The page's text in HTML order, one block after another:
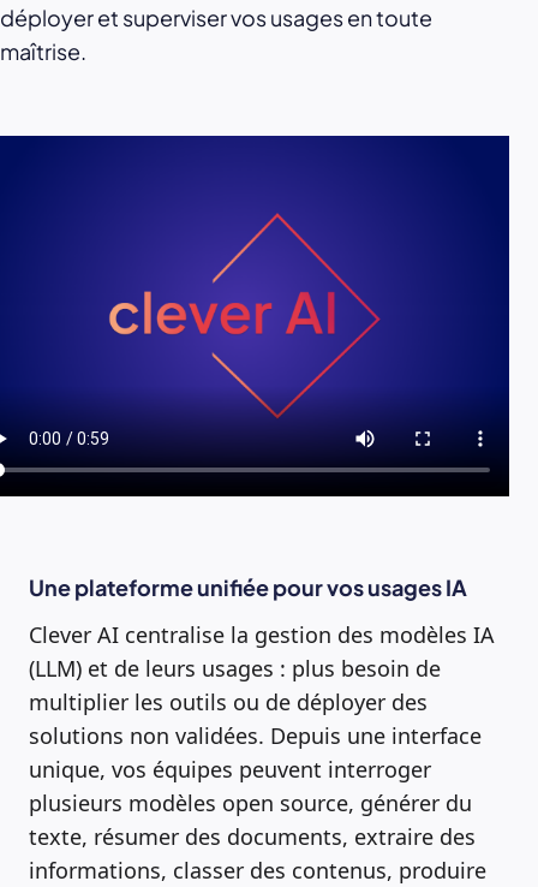
déployer et superviser vos usages en toute
maîtrise.
Une plateforme unifiée pour vos usages IA
Clever AI centralise la gestion des modèles IA
(LLM) et de leurs usages : plus besoin de
multiplier les outils ou de déployer des
solutions non validées. Depuis une interface
unique, vos équipes peuvent interroger
plusieurs modèles open source, générer du
texte, résumer des documents, extraire des
informations, classer des contenus, produire